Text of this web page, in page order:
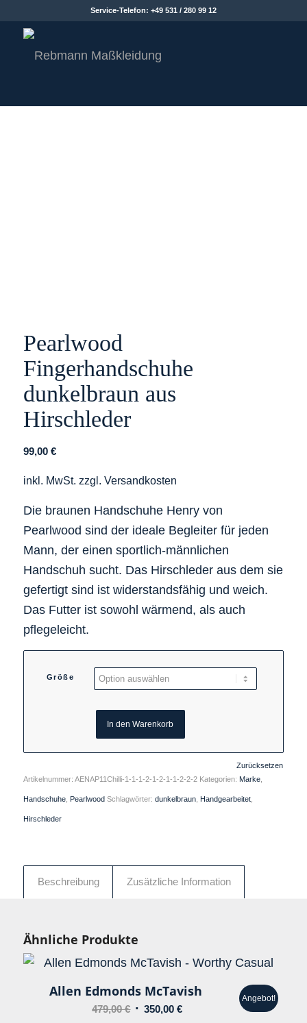
Service-Telefon: +49 531 / 280 99 12
Pearlwood
Fingerhandschuhe
dunkelbraun aus
Hirschleder
99,00 €
inkl. MwSt. zzgl. Versandkosten
Die braunen Handschuhe Henry von
Pearlwood sind der ideale Begleiter für jeden
Mann, der einen sportlich-männlichen
Handschuh sucht. Das Hirschleder aus dem sie
gefertigt sind ist widerstandsfähig und weich.
Das Futter ist sowohl wärmend, als auch
pflegeleicht.
Größe
Zurücksetzen
In den Warenkorb
Artikelnummer: AENAP11Chilli-1-1-1-2-1-2-1-1-2-2-2 Kategorien: Marke,
Handschuhe, Pearlwood Schlagwörter: dunkelbraun, Handgearbeitet,
Hirschleder
Beschreibung Zusätzliche Information
Ähnliche Produkte
Allen Edmonds McTavish
479,00€ Ursprünglicher
350,00€Aktueller
Angebot!